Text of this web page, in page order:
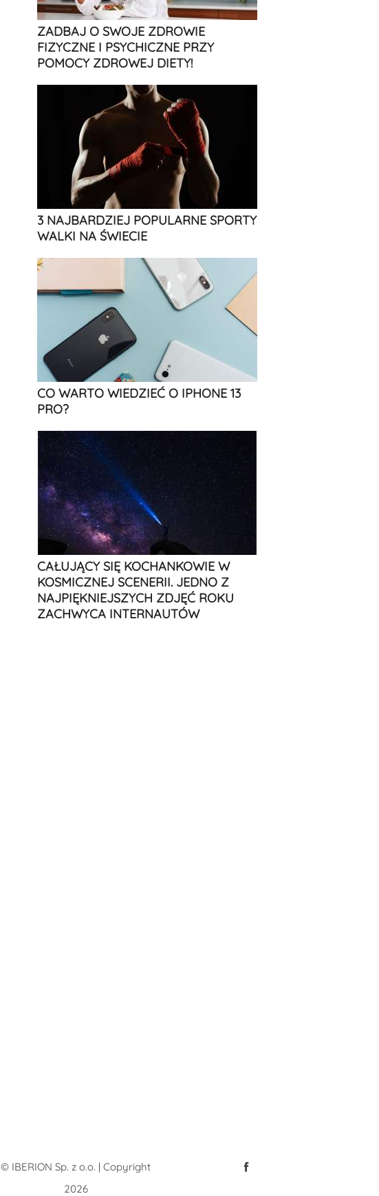
ZADBAJ O SWOJE ZDROWIE
FIZYCZNE I PSYCHICZNE PRZY
POMOCY ZDROWEJ DIETY!
3 NAJBARDZIEJ POPULARNE SPORTY
WALKI NA ŚWIECIE
CO WARTO WIEDZIEĆ O IPHONE 13
PRO?
CAŁUJĄCY SIĘ KOCHANKOWIE W
KOSMICZNEJ SCENERII. JEDNO Z
NAJPIĘKNIEJSZYCH ZDJĘĆ ROKU
ZACHWYCA INTERNAUTÓW
© IBERION Sp. z o.o. | Copyright
2026